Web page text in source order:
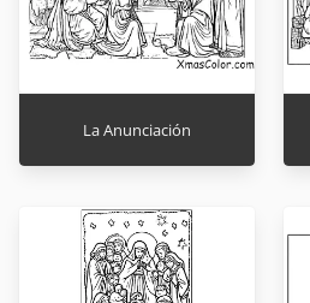
La Anunciación